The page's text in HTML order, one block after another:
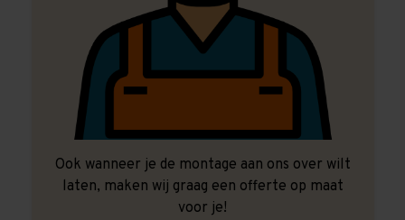
Ook wanneer je de montage aan ons over wilt
laten, maken wij graag een offerte op maat
voor je!